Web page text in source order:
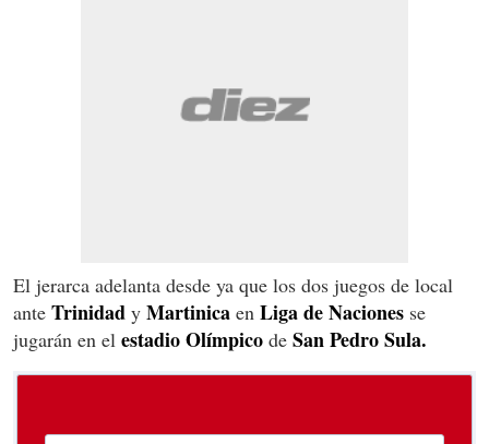
El jerarca adelanta desde ya que los dos juegos de local
ante Trinidad y Martinica en Liga de Naciones se
jugarán en el estadio Olímpico de San Pedro Sula.